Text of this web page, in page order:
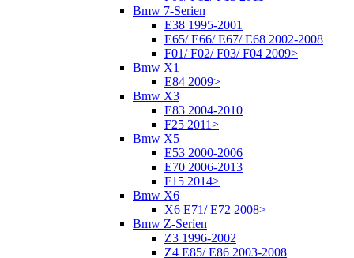
Bmw 7-Serien
E38 1995-2001
E65/ E66/ E67/ E68 2002-2008
F01/ F02/ F03/ F04 2009>
Bmw X1
E84 2009>
Bmw X3
E83 2004-2010
F25 2011>
Bmw X5
E53 2000-2006
E70 2006-2013
F15 2014>
Bmw X6
X6 E71/ E72 2008>
Bmw Z-Serien
Z3 1996-2002
Z4 E85/ E86 2003-2008